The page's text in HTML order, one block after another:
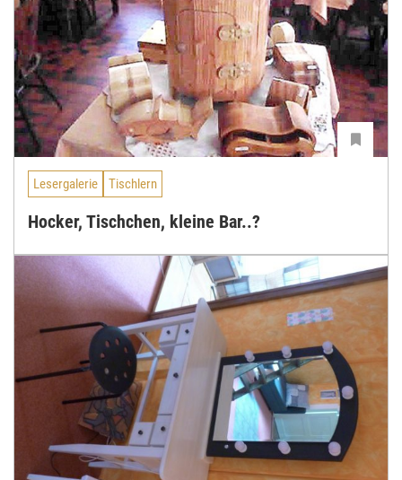
Lesergalerie Tischlern
Hocker, Tischchen, kleine Bar..?